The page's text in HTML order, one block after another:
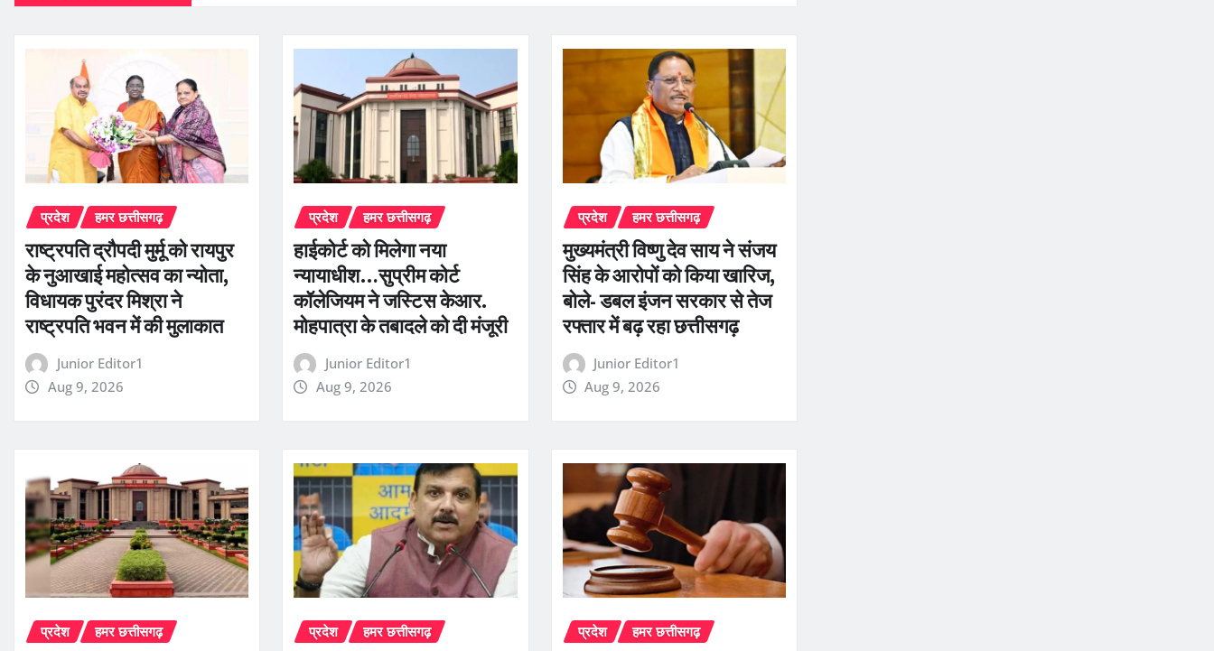
प्रदेश हमर छत्तीसगढ़
राष्ट्रपति द्रौपदी मुर्मू को रायपुर
के नुआखाई महोत्सव का न्योता,
विधायक पुरंदर मिश्रा ने
राष्ट्रपति भवन में की मुलाकात
Junior Editor1
Aug 9, 2026
प्रदेश हमर छत्तीसगढ़
हाईकोर्ट को मिलेगा नया
न्यायाधीश…सुप्रीम कोर्ट
कॉलेजियम ने जस्टिस केआर.
मोहपात्रा के तबादले को दी मंजूरी
Junior Editor1
Aug 9, 2026
प्रदेश हमर छत्तीसगढ़
मुख्यमंत्री विष्णु देव साय ने संजय
सिंह के आरोपों को किया खारिज,
बोले- डबल इंजन सरकार से तेज
रफ्तार में बढ़ रहा छत्तीसगढ़
Junior Editor1
Aug 9, 2026
प्रदेश हमर छत्तीसगढ़ प्रदेश हमर छत्तीसगढ़ प्रदेश हमर छत्तीसगढ़